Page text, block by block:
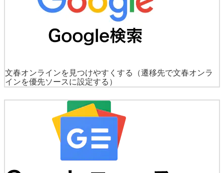
文春オンラインを見つけやすくする
（遷移先で文春オンラ
インを優先ソースに設定する）